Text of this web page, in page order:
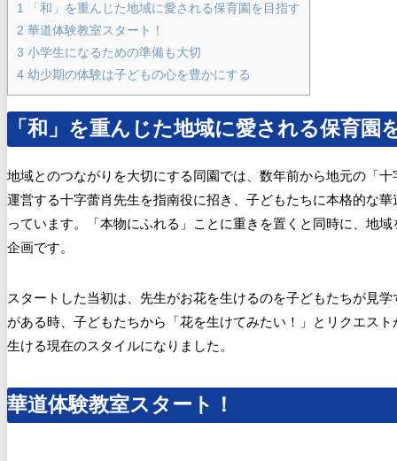
1
「和」を重んじた地域に愛される保育園を目指す
2 華道体験教室スタート！
3 小学生になるための準備も大切
4 幼少期の体験は子どもの心を豊かにする
「和」を重んじた地域に愛される保育園
地域とのつながりを大切にする同園では、数年前から地元の「
運営する十字蕾肖先生を指南役に招き、子どもたちに本格的な
っています。「本物にふれる」ことに重きを置くと同時に、地
企画です。
スタートした当初は、先生がお花を生けるのを子どもたちが見
がある時、子どもたちから「花を生けてみたい！」とリクエス
生ける現在のスタイルになりました。
華道体験教室スタート！